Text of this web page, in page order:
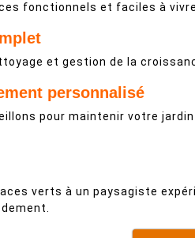
fonctionnels et faciles à vivre.
et gestion de la
personnalisé
pour maintenir votre jardin
verts à un paysagiste